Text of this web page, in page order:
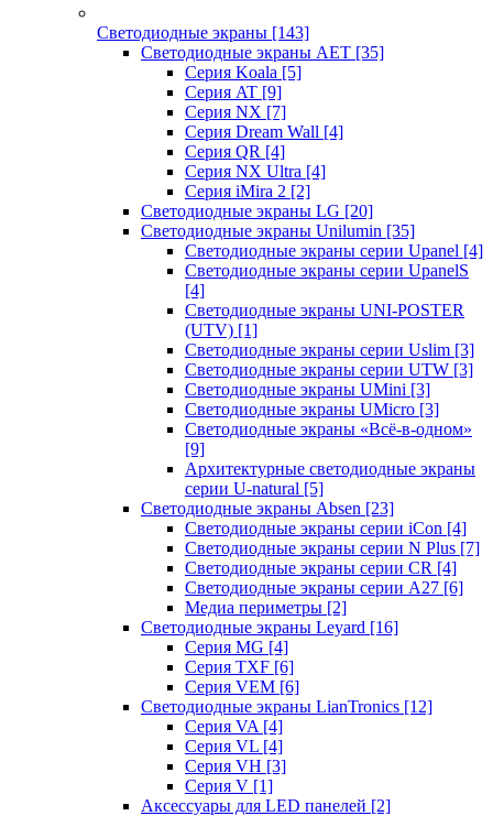
Светодиодные экраны [143]
Светодиодные экраны AET [35]
Cерия Koala [5]
Серия AT [9]
Серия NX [7]
Серия Dream Wall [4]
Серия QR [4]
Серия NX Ultra [4]
Серия iMira 2 [2]
Светодиодные экраны LG [20]
Светодиодные экраны Unilumin [35]
Светодиодные экраны серии Upanel [4]
Светодиодные экраны серии UpanelS
[4]
Светодиодные экраны UNI-POSTER
(UTV) [1]
Светодиодные экраны серии Uslim [3]
Светодиодные экраны серии UTW [3]
Светодиодные экраны UMini [3]
Светодиодные экраны UMicro [3]
Светодиодные экраны «Всё-в-одном»
[9]
Архитектурные светодиодные экраны
серии U-natural [5]
Светодиодные экраны Absen [23]
Светодиодные экраны серии iCon [4]
Светодиодные экраны серии N Plus [7]
Светодиодные экраны серии CR [4]
Светодиодные экраны серии А27 [6]
Медиа периметры [2]
Светодиодные экраны Leyard [16]
Серия MG [4]
Серия TXF [6]
Серия VEM [6]
Светодиодные экраны LianTronics [12]
Серия VA [4]
Серия VL [4]
Серия VH [3]
Серия V [1]
Аксессуары для LED панелей [2]